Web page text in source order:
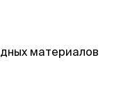
материалов